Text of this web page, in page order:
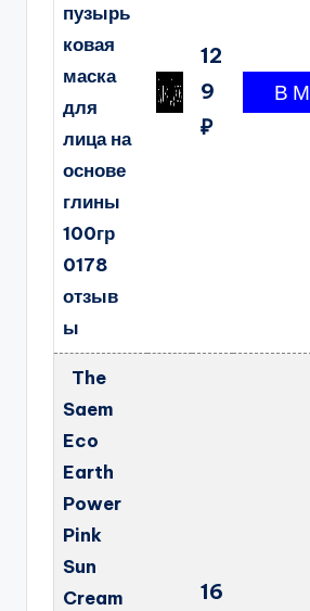
пузырь
ковая
маска
для
лица на
основе
глины
100гр
0178
отзыв
ы
12
9
₽
The
Saem
Eco
Earth
Power
Pink
Sun
Cream
16